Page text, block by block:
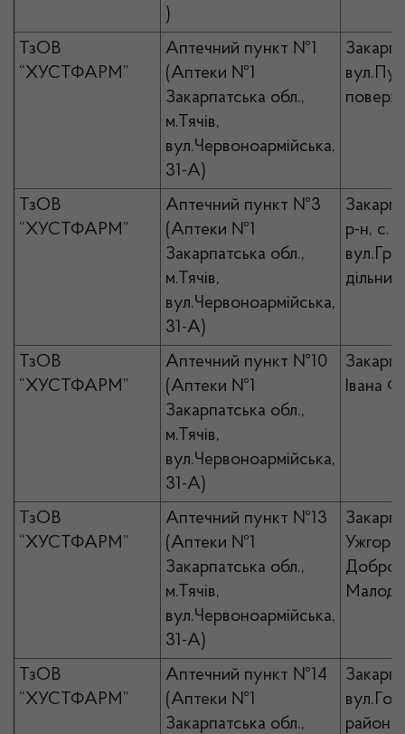
)
ТзОВ
“ХУСТФАРМ”
Аптечний пункт №1
(Аптеки №1
Закарпатська обл.,
м.Тячів,
вул.Червоноармійська,
31-А)
поверх
ТзОВ
“ХУСТФАРМ”
Аптечний пункт №3
(Аптеки №1
Закарпатська обл.,
м.Тячів,
вул.Червоноармійська,
31-А)
р-н,
ТзОВ
“ХУСТФАРМ”
Аптечний пункт №10
(Аптеки №1
Закарпатська обл.,
м.Тячів,
вул.Червоноармійська,
31-А)
Івана
ТзОВ
“ХУСТФАРМ”
Аптечний пункт №13
(Аптеки №1
Закарпатська обл.,
м.Тячів,
вул.Червоноармійська,
31-А)
ТзОВ
“ХУСТФАРМ”
Аптечний пункт №14
(Аптеки №1
Закарпатська обл.,
районна